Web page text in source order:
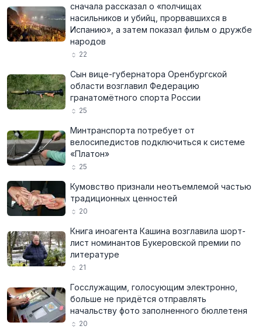
сначала рассказал о «полчищах
насильников и убийц, прорвавшихся в
Испанию», а затем показал фильм о дружбе
народов
22
Сын вице-губернатора Оренбургской
области возглавил Федерацию
гранатомётного спорта России
25
Минтранспорта потребует от
велосипедистов подключиться к системе
«Платон»
25
Кумовство признали неотъемлемой частью
традиционных ценностей
20
Книга иноагента Кашина возглавила шорт-
лист номинантов Букеровской премии по
литературе
21
Госслужащим, голосующим электронно,
больше не придётся отправлять
начальству фото заполненного бюллетеня
20